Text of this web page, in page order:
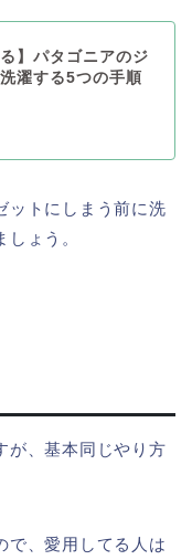
る】パタゴニアのジ
濯する5つの手順
ットにしまう前に洗
ょう。
が、基本同じやり方
で、愛用してる人は